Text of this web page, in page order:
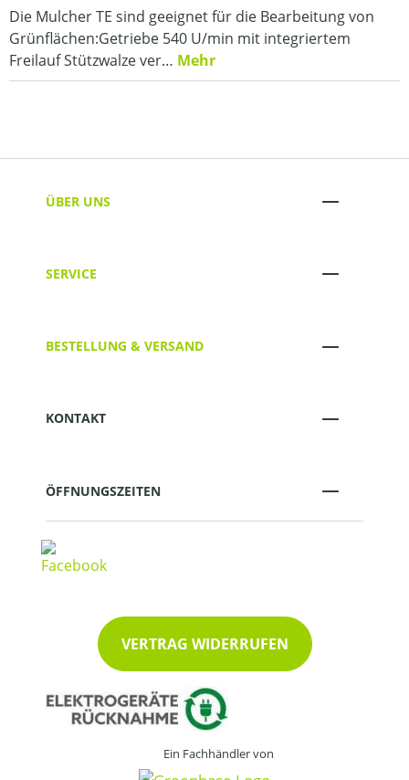
Die Mulcher TE sind geeignet für die Bearbeitung von
Grünflächen:Getriebe 540 U/min mit integriertem
Freilauf Stützwalze ver… Mehr
ÜBER UNS
SERVICE
BESTELLUNG & VERSAND
KONTAKT
ÖFFNUNGSZEITEN
VERTRAG WIDERRUFEN
Ein Fachhändler von